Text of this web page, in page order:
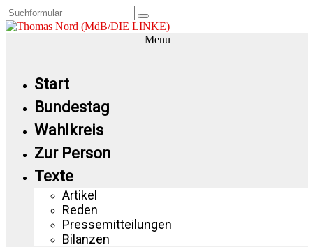
Menu
Start
Bundestag
Wahlkreis
Zur Person
Texte
Artikel
Reden
Pressemitteilungen
Bilanzen